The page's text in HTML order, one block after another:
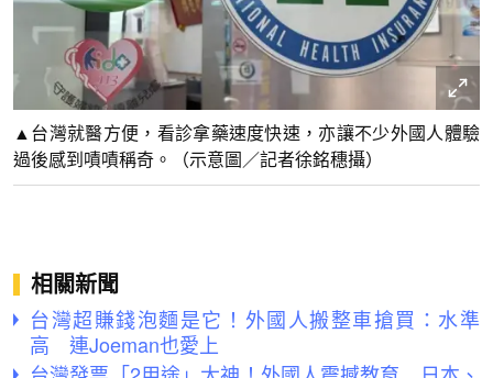
▲台灣就醫方便，看診拿藥速度快速，亦讓不少外國人體驗
過後感到嘖嘖稱奇。（示意圖／記者徐銘穗攝）
相關新聞
台灣超賺錢泡麵是它！外國人搬整車搶買：水準
高 連Joeman也愛上